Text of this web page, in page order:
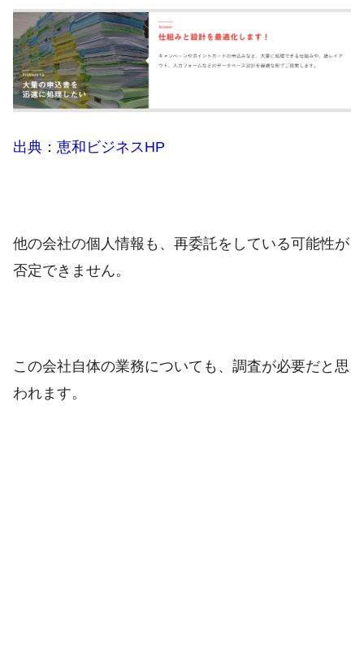
出典：恵和ビジネスHP
他の会社の個人情報も、再委託をしている可能性が
否定できません。
この会社自体の業務についても、調査が必要だと思
われます。